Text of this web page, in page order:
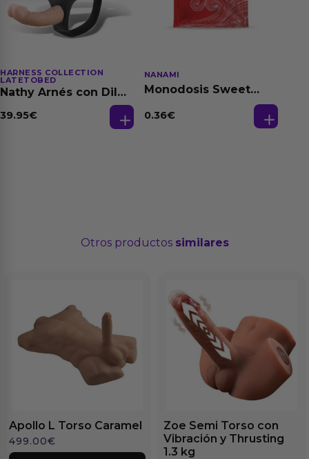
HARNESS COLLECTION
LATETOBED
Nathy Arnés con Dildo
39.95€
NANAMI
Monodosis Sweet
Base Agua 4 ml
0.36€
Otros productos similares
Apollo L Torso Caramel
499.00€
Zoe Semi Torso con
Vibración y Thrusting
1.3 kg